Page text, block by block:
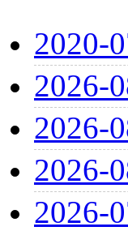
2020-
2026-
2026-
2026-
2026-